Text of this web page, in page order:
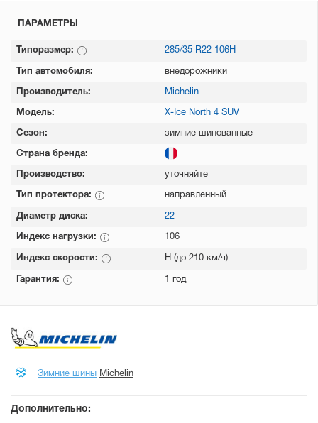
ПАРАМЕТРЫ
Типоразмер: 285/35 R22 106H
Тип автомобиля: внедорожники
Производитель: Michelin
Модель: X-Ice North 4 SUV
Сезон: зимние шипованные
Страна бренда:
Производство: уточняйте
Тип протектора: направленный
Диаметр диска: 22
Индекс нагрузки: 106
Индекс скорости: H (до 210 км/ч)
Гарантия: 1 год
Зимние шины Michelin
Дополнительно: